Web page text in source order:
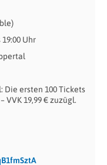
19:00 Uhr
Die ersten 100 Tickets
VVK 19,99 € zuzügl.